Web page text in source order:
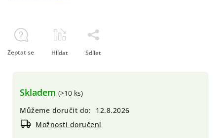
Skladem (>10 ks)
Můžeme doručit do:
12.8.2026
Možnosti doručení
Zeptat se Hlídat Sdílet